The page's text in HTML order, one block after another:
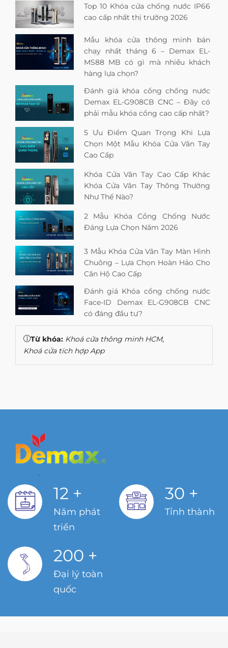
Top 10 Khóa cửa chống nước IP66
cao cấp nhất thị trường 2026
Mẫu khóa cửa thông minh bán
chạy nhất tháng 6 – Demax EL-
MS88 MB có gì mà nhiều khách
hàng lựa chọn?
Đánh giá khóa cổng chống nước
Demax EL-G908CB CNC – Đây có
phải mẫu khóa cổng cao cấp nhất?
5 Ưu Điểm Quan Trọng Khi Lựa
Chọn Một Mẫu Khóa Cửa Vân Tay
Cao Cấp
Khóa Cửa Vân Tay Cao Cấp Khác
Khóa Cửa Vân Tay Thông Thường
Như Thế Nào?
2 Mẫu Khóa Cổng Chống Nước
Đáng Lựa Chọn Năm 2026
3 Mẫu Khóa Cửa Vân Tay Màn Hình
Chuông – Lựa Chọn Hoàn Hảo Cho
Căn Hộ Cao Cấp
Đánh giá Khóa cổng chống nước
Face-ID Demax EL-G908CB CNC
có đáng đầu tư?
Từ khóa: Khoá cửa thông minh HCM,
Khoá cửa tích hợp App
12 +
Năm phát
triển
30 +
Tỉnh thành
200 +
Đại lý toàn
quốc